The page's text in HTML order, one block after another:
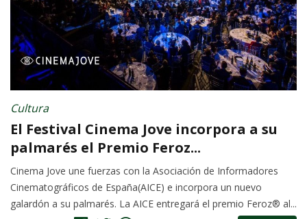
Cultura
El Festival Cinema Jove incorpora a su
palmarés el Premio Feroz...
Cinema Jove une fuerzas con la Asociación de Informadores
Cinematográficos de España(AICE) e incorpora un nuevo
galardón a su palmarés. La AICE entregará el premio Feroz® al...